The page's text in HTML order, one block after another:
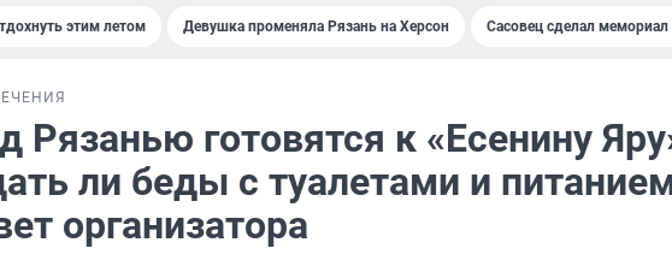
этим летом Девушка променяла Рязань на Херсон Сасовец сделал
Рязанью готовятся к «Есенину
ли беды с туалетами и
организатора